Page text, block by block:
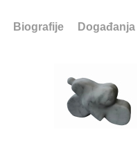
Biografije Događanja